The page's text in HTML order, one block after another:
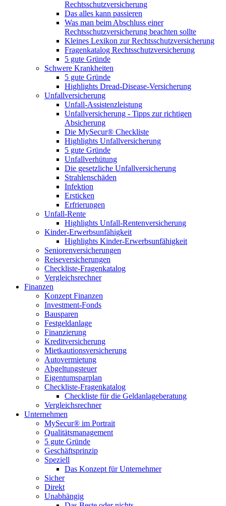
Rechtsschutzversicherung
Das alles kann passieren
Was man beim Abschluss einer
Rechtsschutzversicherung beachten sollte
Kleines Lexikon zur Rechtsschutzversicherung
Fragenkatalog Rechtsschutzversicherung
5 gute Gründe
Schwere Krankheiten
5 gute Gründe
Highlights Dread-Disease-Versicherung
Unfallversicherung
Unfall-Assistenzleistung
Unfallversicherung - Tipps zur richtigen
Absicherung
Die MySecur® Checkliste
Highlights Unfallversicherung
5 gute Gründe
Unfallverhütung
Die gesetzliche Unfallversicherung
Strahlenschäden
Infektion
Ersticken
Erfrierungen
Unfall-Rente
Highlights Unfall-Rentenversicherung
Kinder-Erwerbsunfähigkeit
Highlights Kinder-Erwerbsunfähigkeit
Seniorenversicherungen
Reiseversicherungen
Checkliste-Fragenkatalog
Vergleichsrechner
Finanzen
Konzept Finanzen
Investment-Fonds
Bausparen
Festgeldanlage
Finanzierung
Kreditversicherung
Mietkautionsversicherung
Autovermietung
Abgeltungsteuer
Eigentumsparplan
Checkliste-Fragenkatalog
Checkliste für die Geldanlageberatung
Vergleichsrechner
Unternehmen
MySecur® im Portrait
Qualitätsmanagement
5 gute Gründe
Geschäftsprinzip
Speziell
Das Konzept für Unternehmer
Sicher
Direkt
Unabhängig